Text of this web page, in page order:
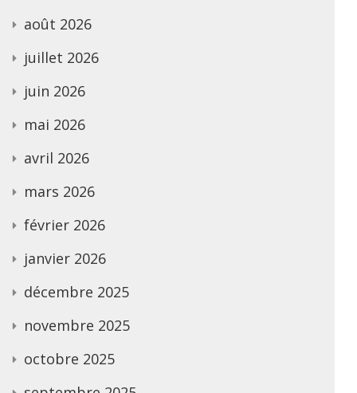
août 2026
juillet 2026
juin 2026
mai 2026
avril 2026
mars 2026
février 2026
janvier 2026
décembre 2025
novembre 2025
octobre 2025